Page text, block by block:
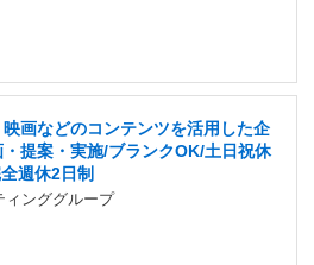
画などのコンテンツを活用した企
提案・実施/ブランクOK/土日祝休
週休2日制
ィンググループ